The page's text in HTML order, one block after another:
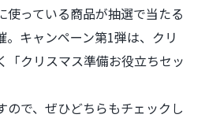
使っている商品が抽選で当たる
。キャンペーン第1弾は、クリ
「クリスマス準備お役立ちセッ
ので、ぜひどちらもチェックし